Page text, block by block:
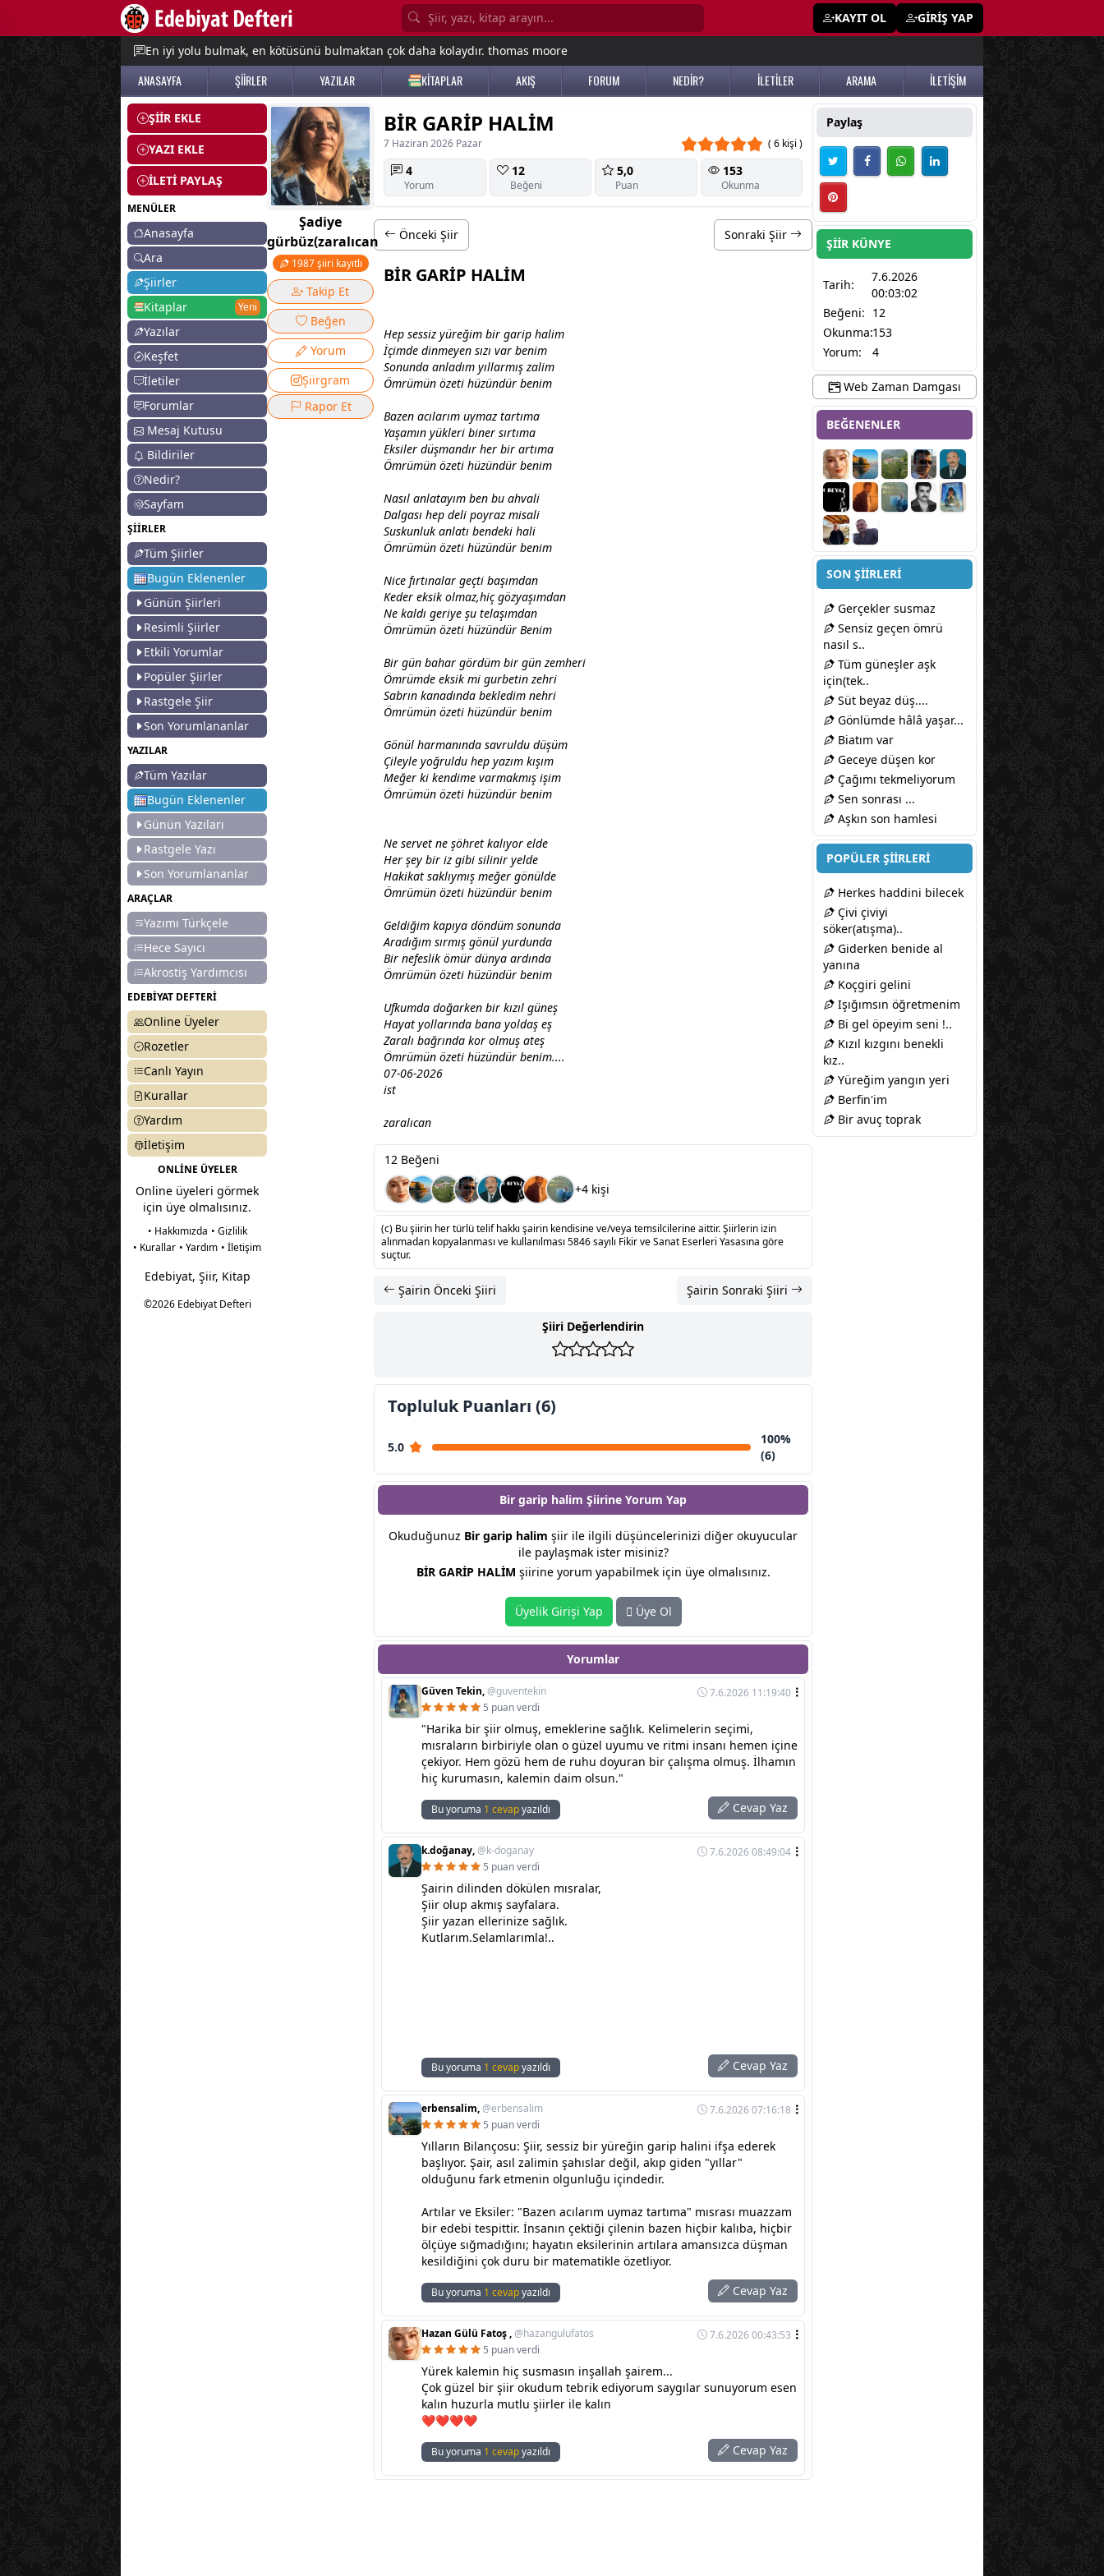
KAYIT OL GİRİŞ YAP
En iyi yolu bulmak, en kötüsünü bulmaktan çok daha kolaydır. thomas moore
ANASAYFA ŞİİRLER YAZILAR KİTAPLAR AKIŞ FORUM NEDİR? İLETİLER ARAMA İLETİŞİM
ŞİİR EKLE
YAZI EKLE
İLETİ PAYLAŞ
MENÜLER
Anasayfa
Ara
Şiirler
Kitaplar
Yeni
Yazılar
Keşfet
İletiler
Forumlar
Mesaj Kutusu
Bildiriler
Nedir?
Sayfam
ŞİİRLER
Tüm Şiirler
Bugün Eklenenler
Günün Şiirleri
Resimli Şiirler
Etkili Yorumlar
Popüler Şiirler
Rastgele Şiir
Son Yorumlananlar
YAZILAR
Tüm Yazılar
Bugün Eklenenler
Günün Yazıları
Rastgele Yazı
Son Yorumlananlar
ARAÇLAR
Yazımı Türkçele
Hece Sayıcı
Akrostiş Yardımcısı
EDEBİYAT DEFTERİ
Online Üyeler
Rozetler
Canlı Yayın
Kurallar
Yardım
İletişim
ONLİNE ÜYELER
Online üyeleri görmek
için üye olmalısınız.
• Hakkımızda • Gizlilik
• Kurallar • Yardım • İletişim
Edebiyat, Şiir, Kitap
©2026 Edebiyat Defteri
Şadiye
gürbüz(zaralıcan
1987 şiiri kayıtlı
Takip Et
Beğen
Yorum
Şiirgram
Rapor Et
BİR GARİP HALİM
7 Haziran 2026 Pazar ( 6 kişi )
4
Yorum
12
Beğeni
5,0
Puan
153
Okunma
Önceki Şiir Sonraki Şiir
BİR GARİP HALİM
Hep sessiz yüreğim bir garip halim
İçimde dinmeyen sızı var benim
Sonunda anladım yıllarmış zalim
Ömrümün özeti hüzündür benim
Bazen acılarım uymaz tartıma
Yaşamın yükleri biner sırtıma
Eksiler düşmandır her bir artıma
Ömrümün özeti hüzündür benim
Nasıl anlatayım ben bu ahvali
Dalgası hep deli poyraz misali
Suskunluk anlatı bendeki hali
Ömrümün özeti hüzündür benim
Nice fırtınalar geçti başımdan
Keder eksik olmaz,hiçgözyaşımdan
Ne kaldı geriye şu telaşımdan
Ömrümün özeti hüzündür Benim
Bir gün bahar gördüm bir gün zemheri
Ömrümde eksik mi gurbetin zehri
Sabrın kanadında bekledim nehri
Ömrümün özeti hüzündür benim
Gönül harmanında savruldu düşüm
Çileyle yoğruldu hep yazım kışım
Meğer ki kendime varmakmış işim
Ömrümün özeti hüzündür benim
Ne servet ne şöhret kalıyor elde
Her şey bir iz gibi silinir yelde
Hakikat saklıymış meğer gönülde
Ömrümün özeti hüzündür benim
Geldiğim kapıya döndüm sonunda
Aradığım sırmış gönül yurdunda
Bir nefeslik ömür dünya ardında
Ömrümün özeti hüzündür benim
Ufkumda doğarken bir kızıl güneş
Hayat yollarında bana yoldaş eş
Zaralı bağrında kor olmuş ateş
Ömrümün özeti hüzündür benim....
07-06-2026
ist
zaralıcan
12 Beğeni
+4 kişi
(c) Bu şiirin her türlü telif hakkı şairin kendisine ve/veya temsilcilerine aittir. Şiirlerin izin
alınmadan kopyalanması ve kullanılması 5846 sayılı Fikir ve Sanat Eserleri Yasasına göre
suçtur.
Şairin Önceki Şiiri Şairin Sonraki Şiiri
Şiiri Değerlendirin
Topluluk Puanları (6)
5.0
100%
(6)
Bir garip halim Şiirine Yorum Yap
Okuduğunuz Bir garip halim şiir ile ilgili düşüncelerinizi diğer okuyucular
ile paylaşmak ister misiniz?
BİR GARİP HALİM şiirine yorum yapabilmek için üye olmalısınız.
Üyelik Girişi Yap Üye Ol
Yorumlar
Güven Tekin,@guventekin
7.6.2026 11:19:40
5 puan verdi
"Harika bir şiir olmuş, emeklerine sağlık. Kelimelerin seçimi,
mısraların birbiriyle olan o güzel uyumu ve ritmi insanı hemen içine
çekiyor. Hem gözü hem de ruhu doyuran bir çalışma olmuş. İlhamın
hiç kurumasın, kalemin daim olsun."
Bu yoruma 1 cevapyazıldı Cevap Yaz
k.doğanay,@k-doganay
7.6.2026 08:49:04
5 puan verdi
Şairin dilinden dökülen mısralar,
Şiir olup akmış sayfalara.
Şiir yazan ellerinize sağlık.
Kutlarım.Selamlarımla!..
Bu yoruma 1 cevapyazıldı Cevap Yaz
erbensalim,@erbensalim
7.6.2026 07:16:18
5 puan verdi
Yılların Bilançosu: Şiir, sessiz bir yüreğin garip halini ifşa ederek
başlıyor. Şair, asıl zalimin şahıslar değil, akıp giden "yıllar"
olduğunu fark etmenin olgunluğu içindedir.
Artılar ve Eksiler: "Bazen acılarım uymaz tartıma" mısrası muazzam
bir edebi tespittir. İnsanın çektiği çilenin bazen hiçbir kalıba, hiçbir
ölçüye sığmadığını; hayatın eksilerinin artılara amansızca düşman
kesildiğini çok duru bir matematikle özetliyor.
Bu yoruma 1 cevapyazıldı Cevap Yaz
Hazan Gülü Fatoş ,@hazangulufatos
7.6.2026 00:43:53
5 puan verdi
Yürek kalemin hiç susmasın inşallah şairem...
Çok güzel bir şiir okudum tebrik ediyorum saygılar sunuyorum esen
kalın huzurla mutlu şiirler ile kalın
❤️❤️❤️❤️
Bu yoruma 1 cevapyazıldı Cevap Yaz
Paylaş
ŞİİR KÜNYE
Tarih:
7.6.2026
00:03:02
Beğeni: 12
Okunma:153
Yorum:
4
Web Zaman Damgası
BEĞENENLER
SON ŞİİRLERİ
Gerçekler susmaz
Sensiz geçen ömrü
nasıl s..
Tüm güneşler aşk
için(tek..
Süt beyaz düş....
Gönlümde hâlâ yaşar...
Biatım var
Geceye düşen kor
Çağımı tekmeliyorum
Sen sonrası ...
Aşkın son hamlesi
POPÜLER ŞİİRLERİ
Herkes haddini bilecek
Çivi çiviyi
söker(atışma)..
Giderken benide al
yanına
Koçgiri gelini
Işığımsın öğretmenim
Bi gel öpeyim seni !..
Kızıl kızgını benekli
kız..
Yüreğim yangın yeri
Berfin'im
Bir avuç toprak
menu